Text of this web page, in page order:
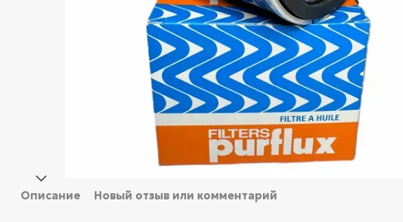
Описание Новый отзыв или комментарий